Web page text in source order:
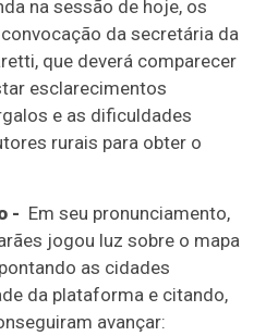
na sessão de hoje, os
da secretária da
que deverá comparecer
esclarecimentos
e as dificuldades
rurais para obter o
- Em seu pronunciamento,
jogou luz sobre o mapa
as cidades
da plataforma e citando,
avançar: